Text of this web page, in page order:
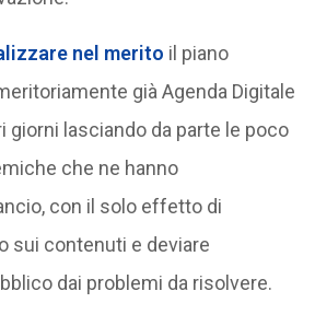
nel merito il piano
già Agenda Digitale
giorni lasciando da parte le poco
che ne hanno
con il solo effetto di
sui contenuti e deviare
dai problemi da risolvere.